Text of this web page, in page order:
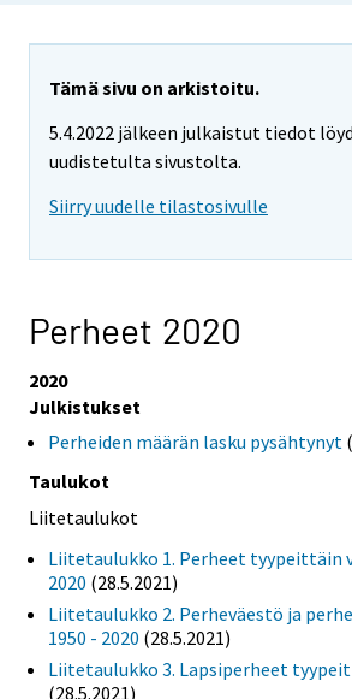
Tämä sivu on arkistoitu.
5.4.2022 jälkeen julkaistut tiedot
uudistetulta sivustolta.
Siirry uudelle tilastosivulle
Perheet 2020
2020
Julkistukset
Perheiden määrän lasku pysähtynyt
Taulukot
Liitetaulukot
Liitetaulukko 1. Perheet tyypeittäin
2020 (28.5.2021)
Liitetaulukko 2. Perheväestö ja
1950 - 2020 (28.5.2021)
Liitetaulukko 3. Lapsiperheet
(28.5.2021)